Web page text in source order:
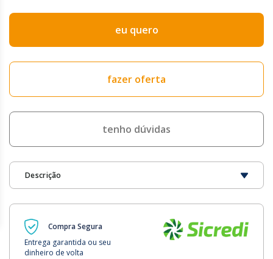
eu quero
fazer oferta
tenho dúvidas
Descrição
Compra Segura
Entrega garantida ou seu
dinheiro de volta